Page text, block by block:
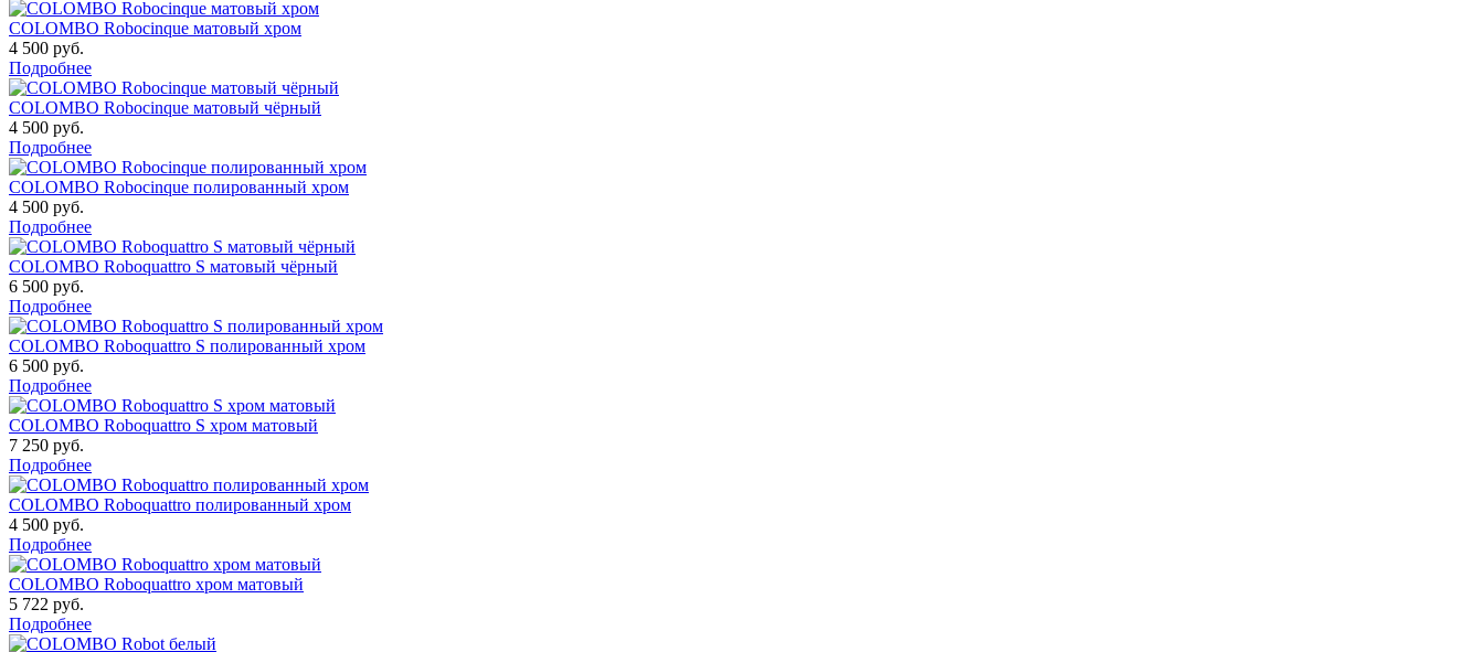
COLOMBO Robocinque матовый хром
4 500 руб.
Подробнее
COLOMBO Robocinque матовый чёрный
4 500 руб.
Подробнее
COLOMBO Robocinque полированный хром
4 500 руб.
Подробнее
COLOMBO Roboquattro S матовый чёрный
6 500 руб.
Подробнее
COLOMBO Roboquattro S полированный хром
6 500 руб.
Подробнее
COLOMBO Roboquattro S хром матовый
7 250 руб.
Подробнее
COLOMBO Roboquattro полированный хром
4 500 руб.
Подробнее
COLOMBO Roboquattro хром матовый
5 722 руб.
Подробнее